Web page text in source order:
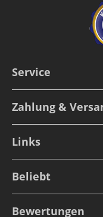
Service
Zahlung &
Links
Beliebt
Bewertungen